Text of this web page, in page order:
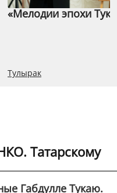
«Мелодии эпохи
Тулырак
Татарскому
Габдулле Тукаю.